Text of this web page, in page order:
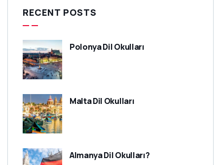
RECENT POSTS
Polonya Dil Okulları
Malta Dil Okulları
Almanya Dil Okulları?